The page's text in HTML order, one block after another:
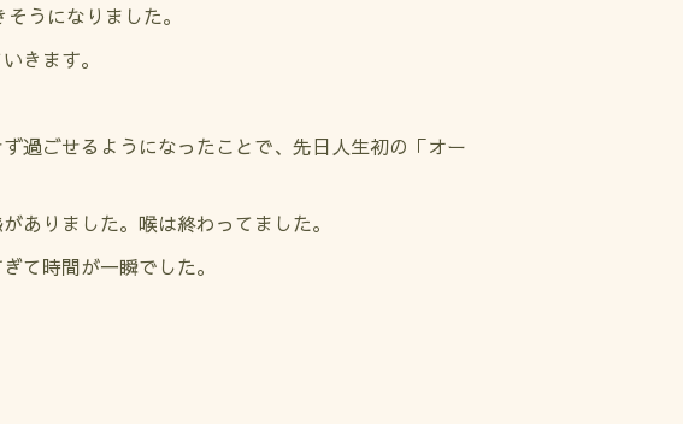
うになりました。
きます。
過ごせるようになったことで、先日人生初の「オー
ありました。喉は終わってました。
て時間が一瞬でした。